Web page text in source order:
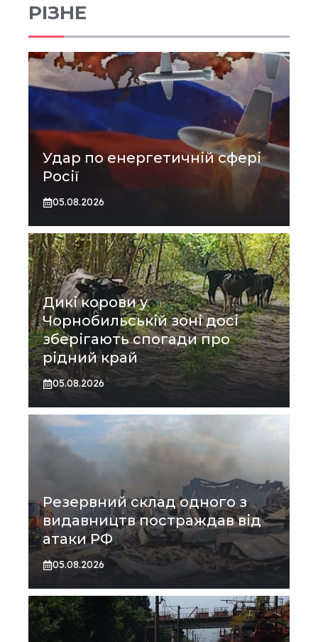
РІЗНЕ
Удар по енергетичній сфері
Росії
05.08.2026
Дикі корови у
Чорнобильській зоні досі
зберігають спогади про
рідний край
05.08.2026
Резервний склад одного з
видавництв постраждав від
атаки РФ
05.08.2026